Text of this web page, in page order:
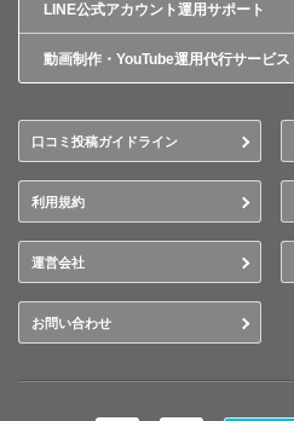
LINE公式アカウント運用サポート
動画制作・YouTube運用代行サービ
口コミ投稿ガイドライン
利用規約
運営会社
お問い合わせ